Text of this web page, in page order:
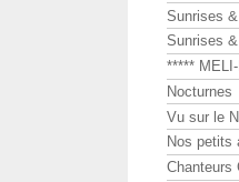
Sunrises
Sunrises
*****
Nocturnes
Vu sur le
Nos petits
Chanteurs